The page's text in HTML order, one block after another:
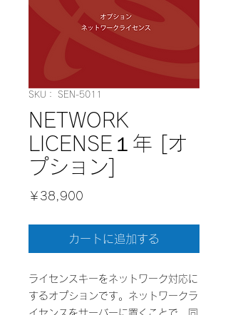
SKU： SEN-5011
NETWORK
LICENSE１年 [オ
プション]
￥38,900
カートに追加する
​ライセンスキーをネットワーク対応に
するオプションです。ネットワークラ
イセンスをサーバーに置くことで、同